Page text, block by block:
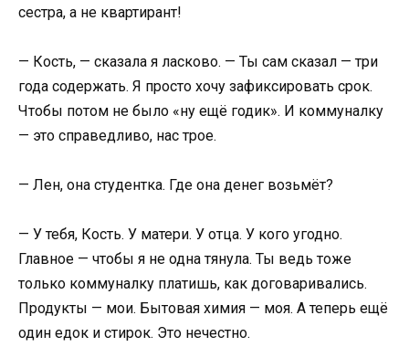
сестра, а не квартирант!
— Кость, — сказала я ласково. — Ты сам сказал — три
года содержать. Я просто хочу зафиксировать срок.
Чтобы потом не было «ну ещё годик». И коммуналку
— это справедливо, нас трое.
— Лен, она студентка. Где она денег возьмёт?
— У тебя, Кость. У матери. У отца. У кого угодно.
Главное — чтобы я не одна тянула. Ты ведь тоже
только коммуналку платишь, как договаривались.
Продукты — мои. Бытовая химия — моя. А теперь ещё
один едок и стирок. Это нечестно.